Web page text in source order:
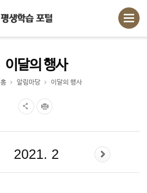
이달의 행사
홈 알림마당 이달의 행사
2021. 2